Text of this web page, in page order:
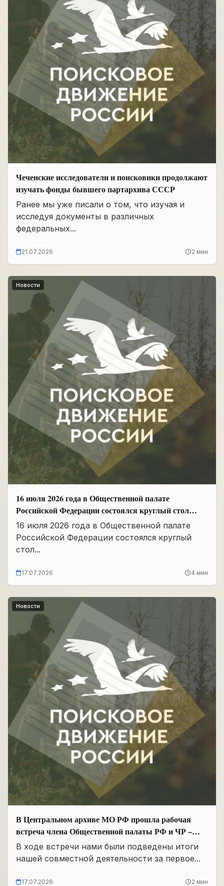
Чеченские исследователи и поисковики продолжают
изучать фонды бывшего партархива СССР
Ранее мы уже писали о том, что изучая и
исследуя документы в различных
федеральных...
21.07.2026 2 мин
Новости
16 июля 2026 года в Общественной палате
Российской Федерации состоялся круглый стол
«Сохранение памяти о Героях подвига
самопожертвования и воспитание...
16 июля 2026 года в Общественной палате
Российской Федерации состоялся круглый
стол...
17.07.2026 4 мин
Новости
В Центральном архиве МО РФ прошла рабочая
встреча члена Общественной палаты РФ и ЧР –
Руководителя Регионального отделения «Поисковое
движение России» в ЧР Иса Сардалов с
Панковым
В ходе встречи нами были подведены итоги
нашей совместной деятельности за первое...
17.07.2026 2 мин